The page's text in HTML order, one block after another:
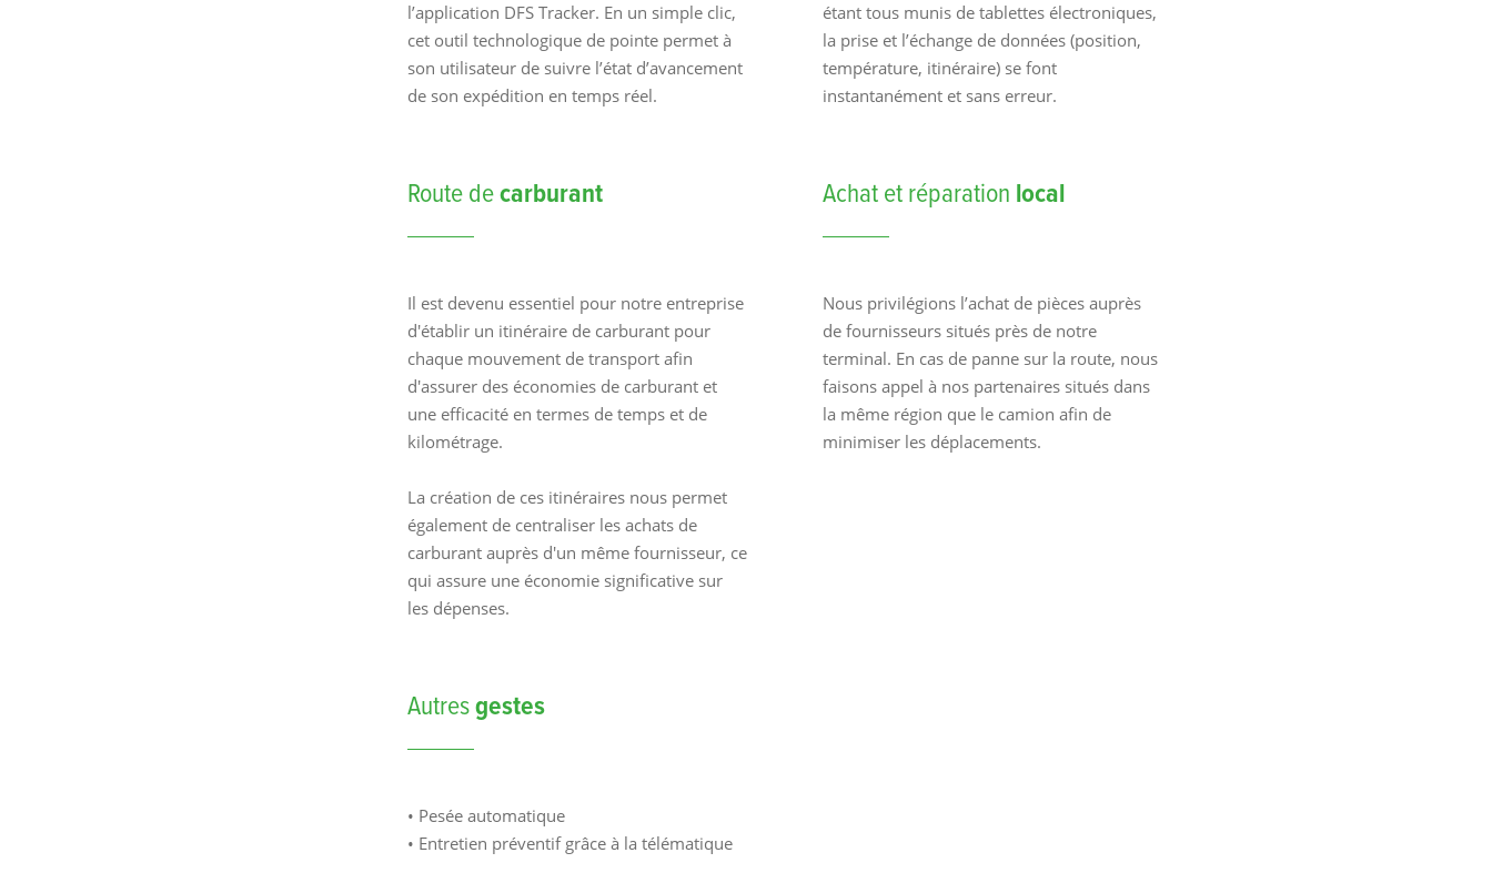
l’application DFS Tracker. En un simple clic,
cet outil technologique de pointe permet à
son utilisateur de suivre l’état d’avancement
de son expédition en temps réel.
étant tous munis de tablettes électroniques,
la prise et l’échange de données (position,
température, itinéraire) se font
instantanément et sans erreur.
Route decarburant
Il est devenu essentiel pour notre entreprise
d'établir un itinéraire de carburant pour
chaque mouvement de transport afin
d'assurer des économies de carburant et
une efficacité en termes de temps et de
kilométrage.
La création de ces itinéraires nous permet
également de centraliser les achats de
carburant auprès d'un même fournisseur, ce
qui assure une économie significative sur
les dépenses.
Achat et réparation local
Nous privilégions l’achat de pièces auprès
de fournisseurs situés près de notre
terminal. En cas de panne sur la route, nous
faisons appel à nos partenaires situés dans
la même région que le camion afin de
minimiser les déplacements.
Autresgestes
• Pesée automatique
• Entretien préventif grâce à la télématique